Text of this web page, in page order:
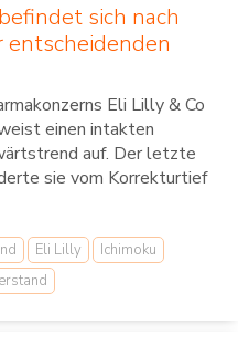
sich nach
entscheidenden
Eli Lilly & Co
einen intakten
auf. Der letzte
sie vom Korrekturtief
Eli Lilly
Ichimoku